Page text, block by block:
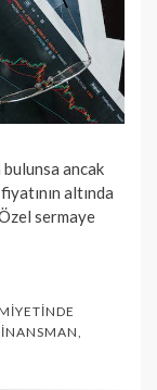
ancak
altında
sermaye
,